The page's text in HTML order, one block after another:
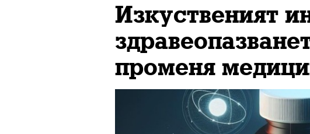
Изкуственият
променя